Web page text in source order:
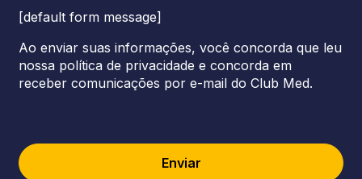
[default form message]
Ao enviar suas informações, você concorda que leu
nossa política de privacidade e concorda em
receber comunicações por e-mail do Club Med.
Enviar